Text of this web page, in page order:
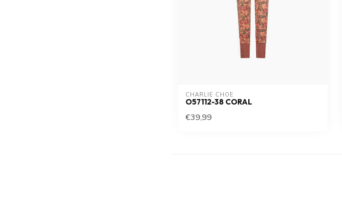
CHARLIE CHOE
O57112-38 CORAL
€39,99